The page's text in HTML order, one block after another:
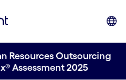
Resources Outsourcing
Assessment 2025